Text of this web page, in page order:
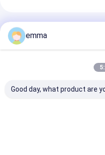
Empfohlene Produkte
emma
Good day, what product are